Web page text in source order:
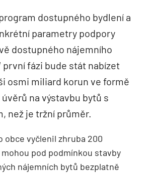
dostupného bydlení a
parametry podpory
dostupného nájemního
první fázi bude stát nabízet
osmi miliard korun ve formě
na výstavbu bytů s
než je tržní průměr.
obce vyčlenil zhruba 200
pod podmínkou stavby
nájemních bytů bezplatně